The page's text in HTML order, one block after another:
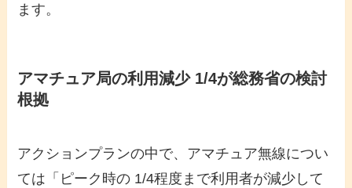
ます。
アマチュア局の利用減少 1/4が総務省の検討
根拠
アクションプランの中で、アマチュア無線につい
ては「ピーク時の 1/4程度まで利用者が減少して